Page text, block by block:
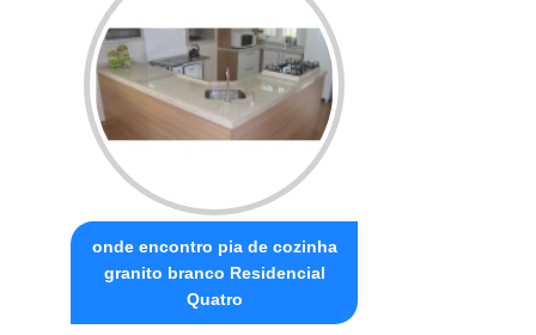
onde encontro pia de cozinha
granito branco Residencial
Quatro